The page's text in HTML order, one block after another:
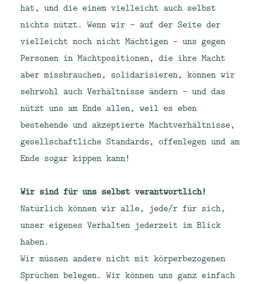
hat, und die einem vielleicht auch selbst
nichts nützt. Wenn wir – auf der Seite der
vielleicht noch nicht Mächtigen – uns gegen
Personen in Machtpositionen, die ihre Macht
aber missbrauchen, solidarisieren, können wir
sehrwohl auch Verhältnisse ändern – und das
nützt uns am Ende allen, weil es eben
bestehende und akzeptierte Machtverhältnisse,
gesellschaftliche Standards, offenlegen und am
Ende sogar kippen kann!
Wir sind für uns selbst verantwortlich!
Natürlich können wir alle, jede/r für sich,
unser eigenes Verhalten jederzeit im Blick
haben.
Wir müssen andere nicht mit körperbezogenen
Sprüchen belegen. Wir können uns ganz einfach